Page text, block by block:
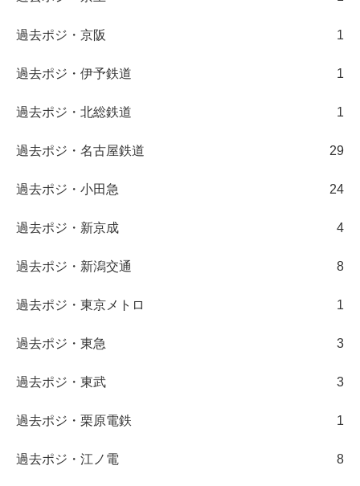
過去ポジ・京阪 1
過去ポジ・伊予鉄道 1
過去ポジ・北総鉄道 1
過去ポジ・名古屋鉄道 29
過去ポジ・小田急 24
過去ポジ・新京成 4
過去ポジ・新潟交通 8
過去ポジ・東京メトロ 1
過去ポジ・東急 3
過去ポジ・東武 3
過去ポジ・栗原電鉄 1
過去ポジ・江ノ電 8